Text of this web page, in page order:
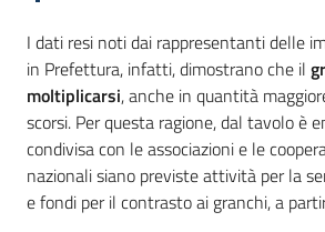
I dati resi noti dai rappresentanti delle
in Prefettura, infatti, dimostrano che il
moltiplicarsi, anche in quantità
scorsi. Per questa ragione, dal tavolo è
condivisa con le associazioni e le
nazionali siano previste attività per la
e fondi per il contrasto ai granchi, a